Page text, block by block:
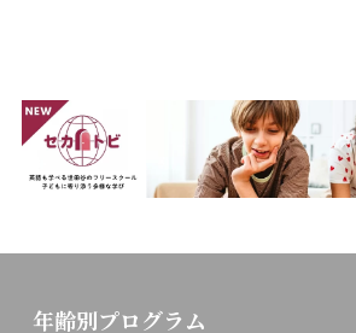
年齢別プログラム